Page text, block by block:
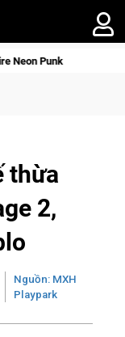
thừa
2,
Nguồn: MXH
Playpark